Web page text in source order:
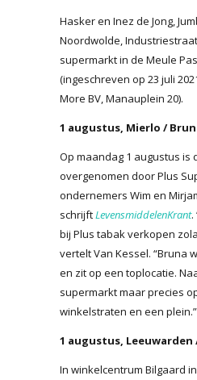
Hasker en Inez de Jong,
Noordwolde,
supermarkt in de Meule
(ingeschreven op 23 juli
More BV, Manauplein 20).
1 augustus, Mierlo /
Op maandag 1 augustus is
overgenomen door Plus
ondernemers Wim en
schrijftLevensmiddelenKrant.
bij Plus tabak verkopen
vertelt Van Kessel. “Bruna
en zit op een toplocatie.
supermarkt maar precies
winkelstraten en een plein.”
1 augustus, Leeuwarden
In winkelcentrum Bilgaard